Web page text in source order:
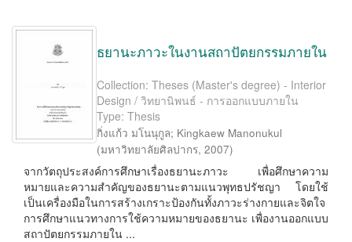
ธยานะภาวะในงานสถาปัตยกรรมภายใน
Collection: Theses (Master's degree) - Interior
Design / วิทยานิพนธ์ - การออกแบบภายใน
Type: Thesis
กิ่งแก้ว มโนนุกูล; Kingkaew Manonukul
(มหาวิทยาลัยศิลปากร, 2007)
จากวัตถุประสงค์การศึกษาเรื่องธยานะภาวะ เพื่อศึกษาความ
หมายและความสำคัญของธยานะตามแนวพุทธปรัชญา โดยใช้
เป็นเครื่องมือในการสร้างเกราะป้องกันทั้งภาวะร่างกายและจิตใจ
การศึกษาแนวทางการใช้ความหมายของธยานะ เพื่องานออกแบบ
สถาปัตยกรรมภายใน ...